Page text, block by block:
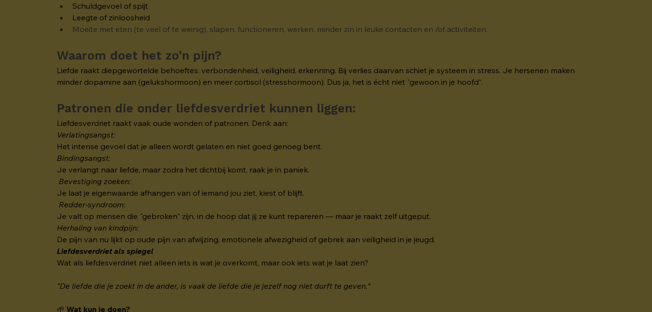
Schuldgevoel of spijt
Leegte of zinloosheid
Moeite met eten (te veel of te weinig), slapen, functioneren, werken, minder zin in leuke contacten en /of activiteiten.
Waarom doet het zo’n pijn?
Liefde raakt diepgewortelde behoeftes: verbondenheid, veiligheid, erkenning. Bij verlies daarvan schiet je systeem in stress. Je hersenen maken
minder dopamine aan (gelukshormoon) en meer cortisol (stresshormoon). Dus ja, het is écht niet "gewoon in je hoofd”.
Patronen die onder liefdesverdriet kunnen liggen:
Liefdesverdriet raakt vaak oude wonden of patronen. Denk aan:
Verlatingsangst:
Het intense gevoel dat je alleen wordt gelaten en niet goed genoeg bent.
Bindingsangst:
Je verlangt naar liefde, maar zodra het dichtbij komt, raak je in paniek.
Bevestiging zoeken:
Je laat je eigenwaarde afhangen van of iemand jou ziet, kiest of blijft.
Redder-syndroom:
Je valt op mensen die "gebroken" zijn, in de hoop dat jij ze kunt repareren — maar je raakt zelf uitgeput.
Herhaling van kindpijn:
De pijn van nu lijkt op oude pijn van afwijzing, emotionele afwezigheid of gebrek aan veiligheid in je jeugd.
Liefdesverdriet als spiegel
Wat als liefdesverdriet niet alleen iets is wat je overkomt, maar ook iets wat je laat zien?
"De liefde die je zoekt in de ander, is vaak de liefde die je jezelf nog niet durft te geven."
🌱 Wat kun je doen?